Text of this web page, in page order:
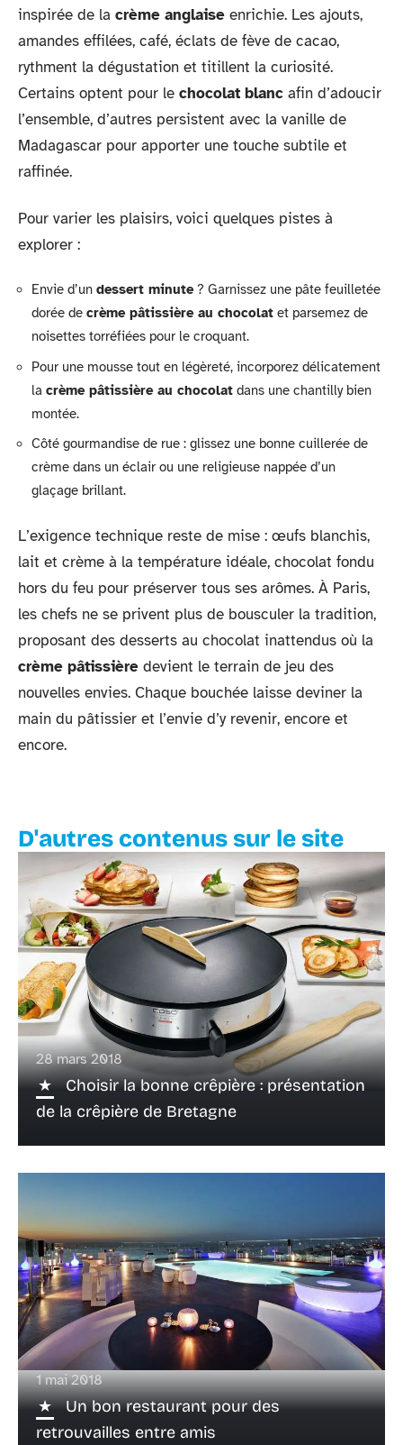
inspirée de la crème anglaise enrichie. Les ajouts,
amandes effilées, café, éclats de fève de cacao,
rythment la dégustation et titillent la curiosité.
Certains optent pour le chocolat blanc afin d’adoucir
l’ensemble, d’autres persistent avec la vanille de
Madagascar pour apporter une touche subtile et
raffinée.
Pour varier les plaisirs, voici quelques pistes à
explorer :
Envie d’un dessert minute? Garnissez une pâte feuilletée
dorée de crème pâtissière au chocolat et parsemez de
noisettes torréfiées pour le croquant.
Pour une mousse tout en légèreté, incorporez délicatement
la crème pâtissière au chocolat dans une chantilly bien
montée.
Côté gourmandise de rue : glissez une bonne cuillerée de
crème dans un éclair ou une religieuse nappée d’un
glaçage brillant.
L’exigence technique reste de mise : œufs blanchis,
lait et crème à la température idéale, chocolat fondu
hors du feu pour préserver tous ses arômes. À Paris,
les chefs ne se privent plus de bousculer la tradition,
proposant des desserts au chocolat inattendus où la
crème pâtissière devient le terrain de jeu des
nouvelles envies. Chaque bouchée laisse deviner la
main du pâtissier et l’envie d’y revenir, encore et
encore.
D'autres contenus sur le site
28 mars 2018
Choisir la bonne crêpière : présentation
de la crêpière de Bretagne
1 mai 2018
Un bon restaurant pour des
retrouvailles entre amis